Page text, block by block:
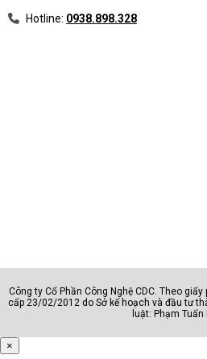
Hotline: 0938.898.328
Công ty Cổ Phần Công Nghệ CDC. Theo
cấp 23/02/2012 do Sở kế hoạch và đầu tư
luật: Phạm Tuấn
×